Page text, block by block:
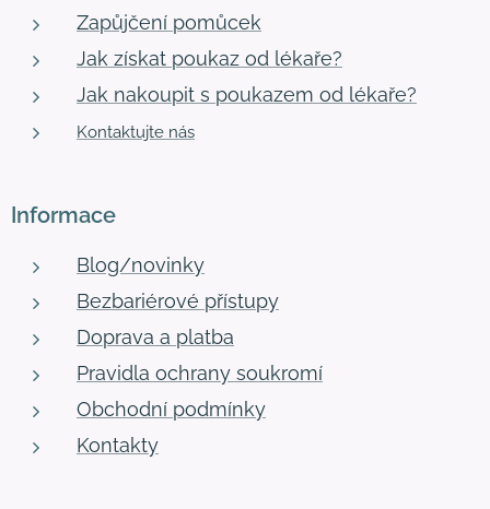
Zapůjčení pomůcek
Jak získat poukaz od lékaře?
Jak nakoupit s poukazem od lékaře?
Kontaktujte nás
Informace
Blog/novinky
Bezbariérové přístupy
Doprava a platba
Pravidla ochrany soukromí
Obchodní podmínky
Kontakty